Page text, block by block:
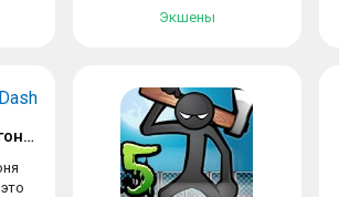
Экшены
Говорящий Том: погоня героев